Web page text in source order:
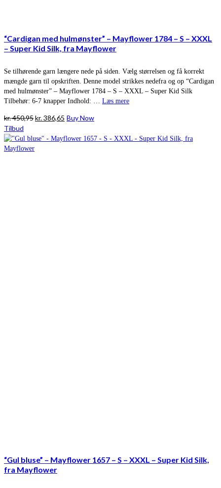
“Cardigan med hulmønster” – Mayflower 1784 – S – XXXL
– Super Kid Silk, fra Mayflower
Se tilhørende garn længere nede på siden. Vælg størrelsen og få korrekt
mængde garn til opskriften. Denne model strikkes nedefra og op “Cardigan
med hulmønster” – Mayflower 1784 – S – XXXL – Super Kid Silk
Tilbehør: 6-7 knapper Indhold: … Læs mere
kr.450,95Den
pris
kr.386,65 Den
pris
Buy Now
Tilbud
“Gul bluse” – Mayflower 1657 – S – XXXL – Super Kid Silk,
fra Mayflower